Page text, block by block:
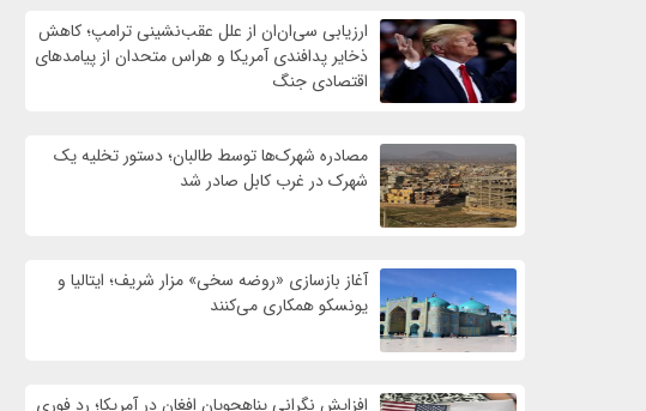
ارزیابی سی‌ان‌ان از علل عقب‌نشینی ترامپ؛ کاهش
ذخایر پدافندی آمریکا و هراس متحدان از پیامدهای
اقتصادی جنگ
مصادره شهرک‌ها توسط طالبان؛ دستور تخلیه یک
شهرک در غرب کابل صادر شد
آغاز بازسازی «روضه سخی» مزار شریف؛ ایتالیا و
یونسکو همکاری می‌کنند
افزایش نگرانی پناهجویان افغان در آمریکا؛ رد فوری